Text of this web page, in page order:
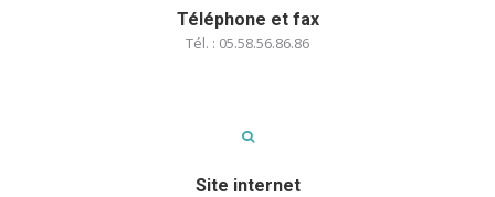
Téléphone et fax
Tél. : 05.58.56.86.86
Site internet